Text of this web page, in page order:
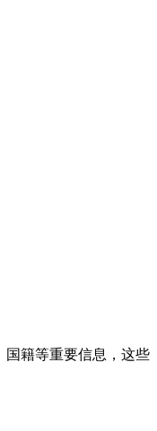
国籍等重要信息，这些